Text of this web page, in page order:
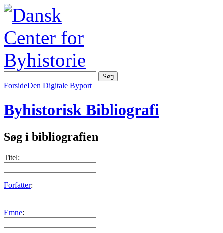
ForsideDen Digitale Byport
Byhistorisk Bibliografi
Søg i bibliografien
Titel:
Forfatter:
Emne: